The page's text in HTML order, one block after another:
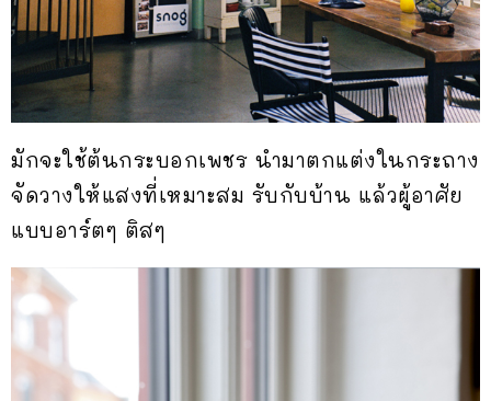
มักจะใช้ต้นกระบอกเพชร นำมาตกแต่งในกระถาง
จัดวางให้แสงที่เหมาะสม รับกับบ้าน แล้วผู้อาศัย
แบบอาร์ตๆ ติสๆ